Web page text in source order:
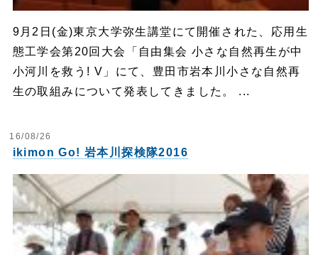
9月2日(金)東京大学弥生講堂にて開催された、応用生
態工学会第20回大会「自由集会 小さな自然再生が中
小河川を救う! V」にて、豊田市岩本川小さな自然再
生の取組みについて発表してきました。 ...
16/08/26
ikimon Go! 岩本川探検隊2016